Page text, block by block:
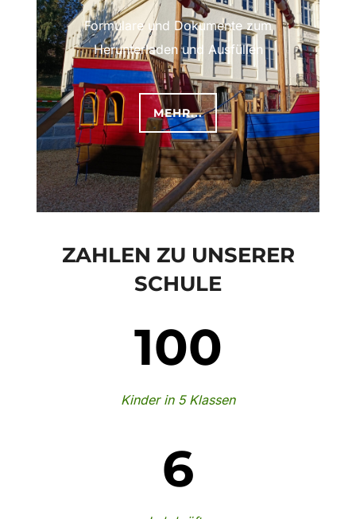
Formulare und Dokumente zum
Herunterladen und Ausfüllen
MEHR...
ZAHLEN ZU UNSERER
SCHULE
100
Kinder in 5 Klassen
6